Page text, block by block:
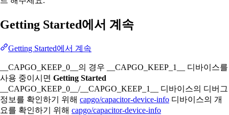
Getting Started에서 계속
Getting Started에서 계속
__CAPGO_KEEP_0__의 경우 __CAPGO_KEEP_1__ 디바이스를
사용 중이시면 Getting Started
__CAPGO_KEEP_0__/__CAPGO_KEEP_1__ 디바이스의 디버그
정보를 확인하기 위해 capgo/capacitor-device-info 디바이스의 개
요를 확인하기 위해 capgo/capacitor-device-info